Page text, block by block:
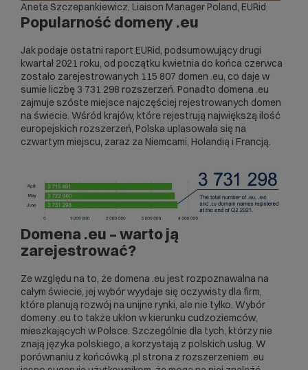
Aneta Szczepankiewicz, Liaison Manager Poland, EURid
Popularność domeny .eu
Jak podaje ostatni raport EURid, podsumowujący drugi
kwartał 2021 roku, od początku kwietnia do końca czerwca
zostało zarejestrowanych 115 807 domen .eu, co daje w
sumie liczbę 3 731 298 rozszerzeń. Ponadto domena .eu
zajmuje szóste miejsce najczęściej rejestrowanych domen
na świecie. Wśród krajów, które rejestrują największą ilość
europejskich rozszerzeń, Polska uplasowała się na
czwartym miejscu, zaraz za Niemcami, Holandią i Francją.
Domena .eu – warto ją
zarejestrować?
Ze względu na to, że domena .eu jest rozpoznawalna na
całym świecie, jej wybór wyydaje się oczywisty dla firm,
które planują rozwój na unijne rynki, ale nie tylko. Wybór
domeny .eu to także ukłon w kierunku cudzoziemców,
mieszkających w Polsce. Szczególnie dla tych, którzy nie
znają języka polskiego, a korzystają z polskich usług. W
porównaniu z końcówką .pl strona z rozszerzeniem .eu